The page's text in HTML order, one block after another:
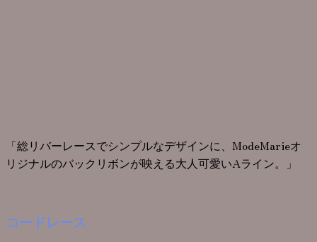
「総リバーレースでシンプルなデザインに、ModeMarieオ
リジナルのバックリボンが映える大人可愛いAライン。」
コードレース